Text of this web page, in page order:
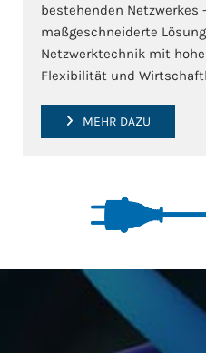
bestehenden Netzwerkes
maßgeschneiderte
Netzwerktechnik mit
Flexibilität und
MEHR DAZU